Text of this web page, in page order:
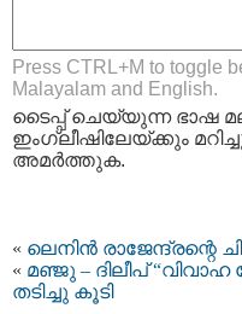
Press CTRL+M to toggle
Malayalam and English.
ടൈപ്പ്‌ ചെയ്യുന്ന ഭാഷ
ഇംഗ്ലീഷിലേയ്ക്കും
അമര്‍ത്തുക.
« ലെനിന്‍
« മഞ്ജു – ദിലീപ്
തടിച്ചു കൂടി